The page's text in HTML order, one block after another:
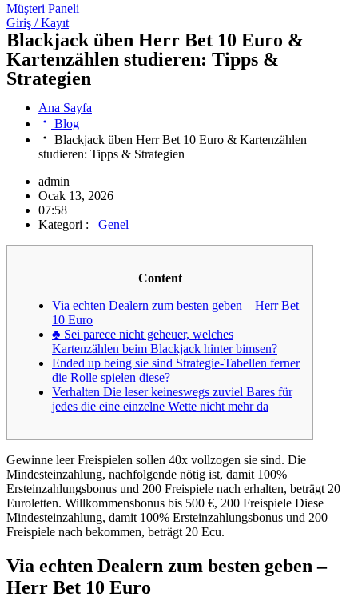
Müşteri Paneli
Giriş / Kayıt
Blackjack üben Herr Bet 10 Euro &
Kartenzählen studieren: Tipps &
Strategien
Ana Sayfa
Blog
Blackjack üben Herr Bet 10 Euro & Kartenzählen
studieren: Tipps & Strategien
admin
Ocak 13, 2026
07:58
Kategori :
Genel
Content
Via echten Dealern zum besten geben – Herr Bet
10 Euro
♣ Sei parece nicht geheuer, welches
Kartenzählen beim Blackjack hinter bimsen?
Ended up being sie sind Strategie-Tabellen ferner
die Rolle spielen diese?
Verhalten Die leser keineswegs zuviel Bares für
jedes die eine einzelne Wette nicht mehr da
Gewinne leer Freispielen sollen 40x vollzogen sie sind. Die
Mindesteinzahlung, nachfolgende nötig ist, damit 100%
Ersteinzahlungsbonus und 200 Freispiele nach erhalten, beträgt 20
Euroletten. Willkommensbonus bis 500 €, 200 Freispiele Diese
Mindesteinzahlung, damit 100% Ersteinzahlungsbonus und 200
Freispiele nach bekommen, beträgt 20 Ecu.
Via echten Dealern zum besten geben –
Herr Bet 10 Euro